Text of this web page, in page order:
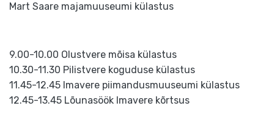
Mart Saare majamuuseumi külastus
9.00-10.00 Olustvere mõisa külastus
10.30-11.30 Pilistvere koguduse külastus
11.45-12.45 lmavere piimandusmuuseumi külastus
12.45-13.45 Lõunasöök Imavere kõrtsus